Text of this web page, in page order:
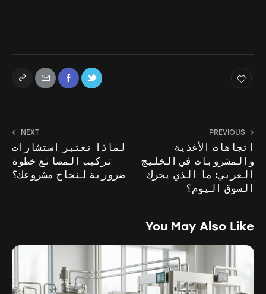
PREVIOUS
اتجاهات الأغذية
والمشروبات في الخليج
العربي: ما الذي يحرك
السوق اليوم؟
NEXT
لماذا تعتبر استشارات
تركيب المصانع خطوة
ضرورية لنجاح مشروعك؟
You May Also Like